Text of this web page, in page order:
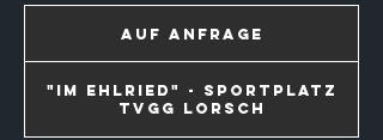
Auf Anfrage
"Im Ehlried" - Sportplatz
TVGG Lorsch